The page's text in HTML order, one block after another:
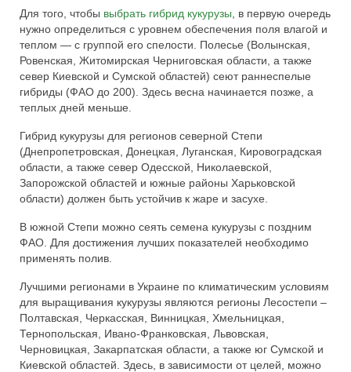
Для того, чтобы выбрать гибрид кукурузы , в первую очередь
нужно определиться с уровнем обеспечения поля влагой и
теплом — с группой его спелости. Полесье (Волынская,
Ровенская, Житомирская Черниговская области, а также
север Киевской и Сумской областей) сеют раннеспелые
гибриды (ФАО до 200). Здесь весна начинается позже, а
теплых дней меньше.
Гибрид кукурузы для регионов северной Степи
(Днепропетровская, Донецкая, Луганская, Кировоградская
области, а также север Одесской, Николаевской,
Запорожской областей и южные районы Харьковской
области) должен быть устойчив к жаре и засухе.
В южной Степи можно сеять семена кукурузы с поздним
ФАО. Для достижения лучших показателей необходимо
применять полив.
Лучшими регионами в Украине по климатическим условиям
для выращивания кукурузы являются регионы Лесостепи –
Полтавская, Черкасская, Винницкая, Хмельницкая,
Тернопольская, Ивано-Франковская, Львовская,
Черновицкая, Закарпатская области, а также юг Сумской и
Киевской областей. Здесь, в зависимости от целей, можно